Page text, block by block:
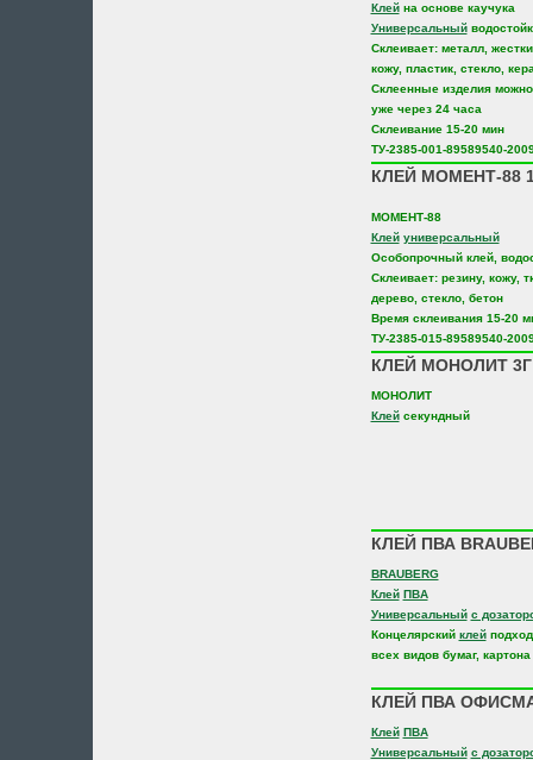
Клейна основе каучука
Универсальный
Склеивает: металл,
кожу, пластик, стекло,
Склеенные изделия
уже через 24 часа
Склеивание 15-20 мин
ТУ-2385-001-89589540-
КЛЕЙ МОМЕНТ-88
МОМЕНТ-88
Клей универсальный
Особопрочный клей,
Склеивает: резину, кожу,
дерево, стекло, бетон
Время склеивания 15-20
ТУ-2385-015-89589540-
КЛЕЙ МОНОЛИТ 3Г
МОНОЛИТ
Клейсекундный
КЛЕЙ ПВА
BRAUBERG
Клей ПВА
Универсальный с
Концелярский клей
всех видов бумаг, картона
КЛЕЙ ПВА
Клей ПВА
Универсальный с